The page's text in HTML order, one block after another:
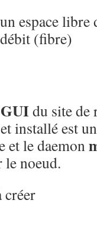
espace libre
(fibre)
du site de
installé est
et le daemon
noeud.
créer